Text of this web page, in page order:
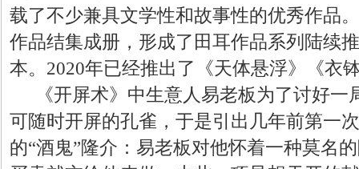
载了不少兼具文学性和故事性的优秀作品
作品结集成册，形成了田耳作品系列陆续
本。2020年已经推出了《天体悬浮》《衣
《开屏术》中生意人易老板为了讨好
可随时开屏的孔雀，于是引出几年前第一
的“酒鬼”隆介：易老板对他怀着一种莫名